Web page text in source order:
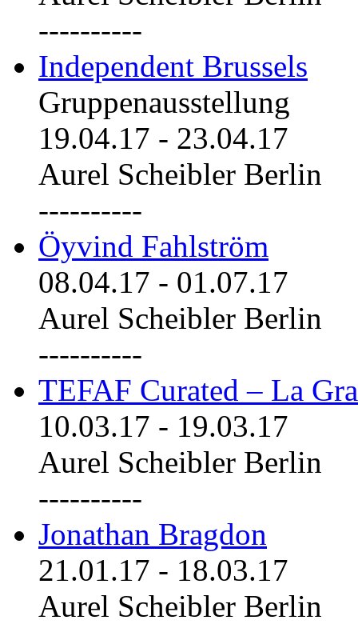
----------
Independent Brussels
Gruppenausstellung
19.04.17 - 23.04.17
Aurel Scheibler Berlin
----------
Öyvind Fahlström
08.04.17 - 01.07.17
Aurel Scheibler Berlin
----------
TEFAF Curated – La
10.03.17 - 19.03.17
Aurel Scheibler Berlin
----------
Jonathan Bragdon
21.01.17 - 18.03.17
Aurel Scheibler Berlin